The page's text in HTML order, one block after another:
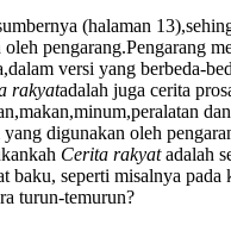
(halaman
pengarang.Pengarang
versi yang berbeda-
rakyatadalah juga cerita
digunakan oleh
Cerita rakyatadalah
seperti misalnya pada
turun-temurun?